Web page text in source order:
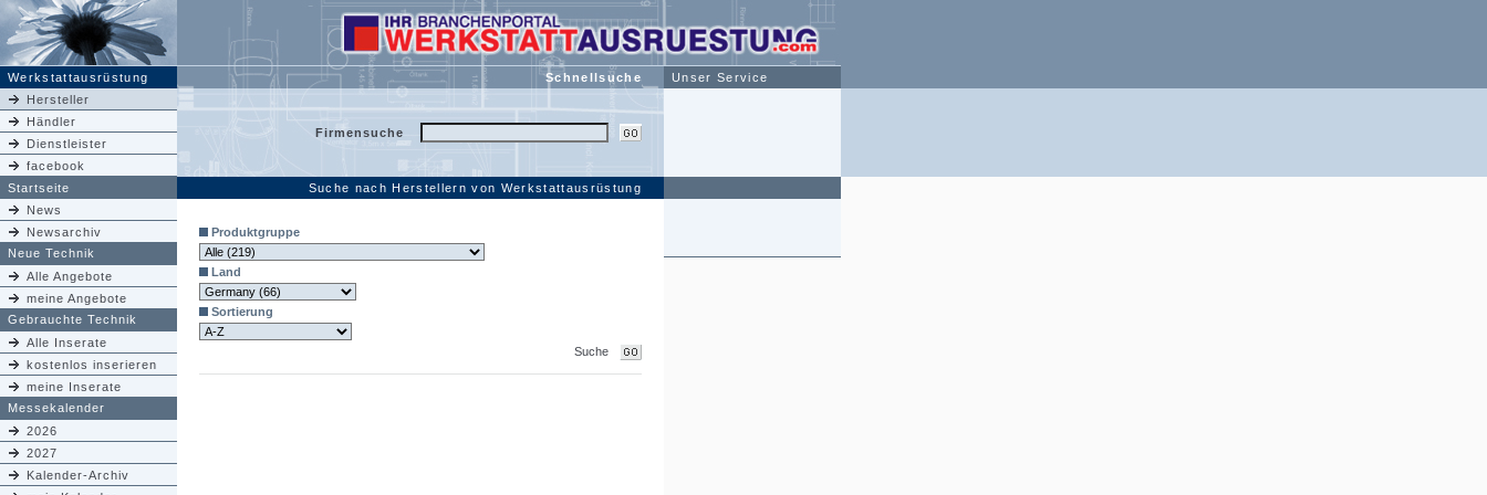
Werkstattausrüstung Schnellsuche
Unser Service
Hersteller
Händler
Dienstleister
facebook
Firmensuche
Startseite
Suche nach Herstellern von Werkstattausrüstung
News
Newsarchiv
Neue Technik
Alle Angebote
meine Angebote
Gebrauchte Technik
Alle Inserate
kostenlos inserieren
meine Inserate
Messekalender
2026
2027
Kalender-Archiv
Produktgruppe
Land
Sortierung
Suche